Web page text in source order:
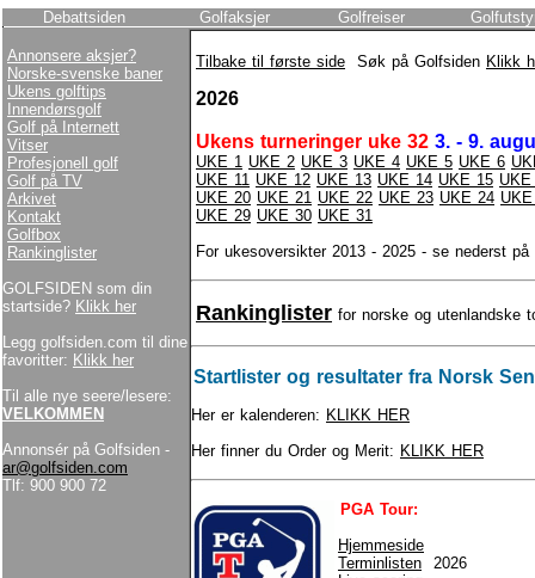
Debattsiden
Golfaksjer Golfreiser
Annonsere aksjer?
Norske-svenske baner
Ukens golftips
Innendørsgolf
Golf på Internett
Vitser
Profesjonell golf
Golf på TV
Arkivet
Kontakt
Golfbox
Rankinglister
GOLFSIDEN som din
startside? Klikk her
Legg golfsiden.com til dine
favoritter: Klikk her
Til alle nye seere/lesere:
VELKOMMEN
Annonsér på Golfsiden -
ar@golfsiden.com
Tlf: 900 900 72
Tilbake til første side Søk på Golfsiden Klikk
2026
Ukens turneringer uke 32 3. - 9.
UKE 1 UKE 2 UKE 3 UKE 4 UKE 5 UKE 6
UKE 11 UKE 12 UKE 13 UKE 14 UKE 15
UKE 20 UKE 21 UKE 22 UKE 23 UKE 24
UKE 29 UKE 30 UKE 31
For ukesoversikter 2013 - 2025 - se nederst på
Rankinglister for norske og utenlandske
Startlister og resultater fra Norsk
Her er kalenderen: KLIKK HER
Her finner du Order og Merit: KLIKK HER
PGA Tour:
Hjemmeside
Terminlisten 2026